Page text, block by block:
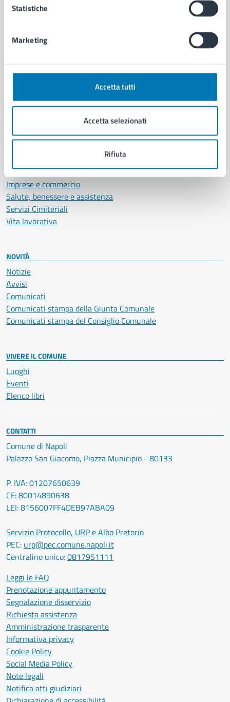
Statistiche
Marketing
Accetta tutti
Accetta selezionati
Rifiuta
Politici
Documenti e dati
Intranet, posta aziendale e protocollo
Ambiente
Anagrafe e stato civile
Cultura e tempo libero
Giustizia e sicurezza pubblica
Imprese e commercio
Salute, benessere e assistenza
Servizi Cimiteriali
Vita lavorativa
NOVITÀ
Notizie
Avvisi
Comunicati
Comunicati stampa della Giunta Comunale
Comunicati stampa del Consiglio Comunale
VIVERE IL COMUNE
Luoghi
Eventi
Elenco libri
CONTATTI
Comune di Napoli
Palazzo San Giacomo, Piazza Municipio - 80133
P. IVA: 01207650639
CF: 80014890638
LEI: 8156007FF4DEB97ABA09
Servizio Protocollo, URP e Albo Pretorio
PEC: urp@pec.comune.napoli.it
Centralino unico:0817951111
Leggi le FAQ
Prenotazione appuntamento
Segnalazione disservizio
Richiesta assistenza
Amministrazione trasparente
Informativa privacy
Cookie Policy
Social Media Policy
Note legali
Notifica atti giudiziari